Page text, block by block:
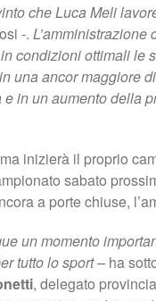
che Luca Meli
-. L’amministrazione
condizioni ottimali le
una ancor maggiore
e in un aumento della
inizierà il proprio
sabato
a porte chiuse,
un momento
tutto lo sport – ha
, delegato